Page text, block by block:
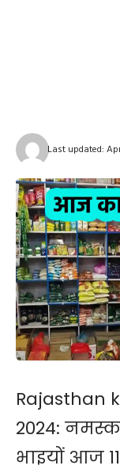
Last updated:
Rajasthan
2024:
भाइयों आज